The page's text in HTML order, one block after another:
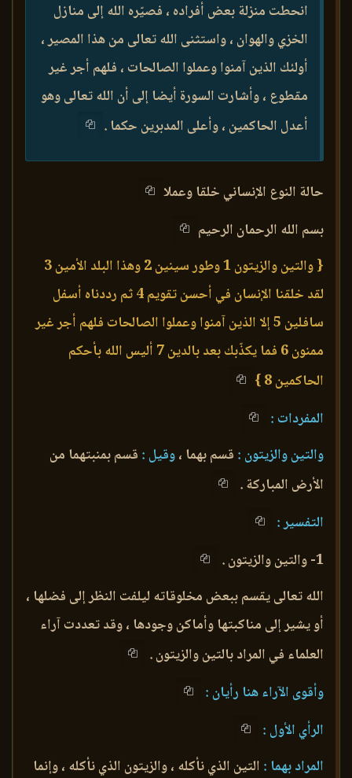
انحطت منزلة بعض أفراده ، فصيّره الله إلى منازل
الخزي والهوان ، واستثنى الله تعالى من هذا المصير ،
أولئك الذين آمنوا وعملوا الصالحات ، فلهم أجر غير
مقطوع ، وأشارت السورة أيضا إلى أن الله تعالى وهو
أعدل الحاكمين ، وأعلى المدبرين حكما .
حالة النوع الإنساني خلقا وعملا
بسم الله الرحمان الرحيم
{ والتين والزيتون 1 وطور سينين 2 وهذا البلد الأمين 3
لقد خلقنا الإنسان في أحسن تقويم 4 ثم رددناه أسفل
سافلين 5 إلا الذين آمنوا وعملوا الصالحات فلهم أجر غير
ممنون 6 فما يكذّبك بعد بالدين 7 أليس الله بأحكم
الحاكمين 8 }
المفردات :
والتين والزيتون : قسم بهما ،وقيل : قسم بمنبتهما من
الأرض المباركة .
التفسير :
1- والتين والزيتون .
الله تعالى يقسم ببعض مخلوقاته ليلفت النظر إلى فضلها ،
أو يشير إلى مناكبتها وأماكن وجودها ، وقد تعددت آراء
العلماء في المراد بالتين والزيتون .
وأقوى الآراء هنا رأيان :
الرأي الأول :
المراد بهما : التين الذي نأكله ، والزيتون الذي نأكله ، وإنما